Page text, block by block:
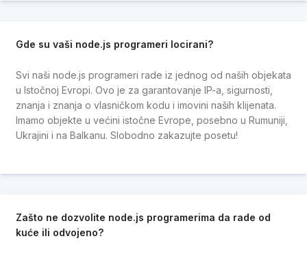
Gde su vaši node.js programeri locirani?
Svi naši node.js programeri rade iz jednog od naših objekata
u Istočnoj Evropi. Ovo je za garantovanje IP-a, sigurnosti,
znanja i znanja o vlasničkom kodu i imovini naših klijenata.
Imamo objekte u većini istočne Evrope, posebno u Rumuniji,
Ukrajini i na Balkanu. Slobodno zakazujte posetu!
Zašto ne dozvolite node.js programerima da rade od
kuće ili odvojeno?